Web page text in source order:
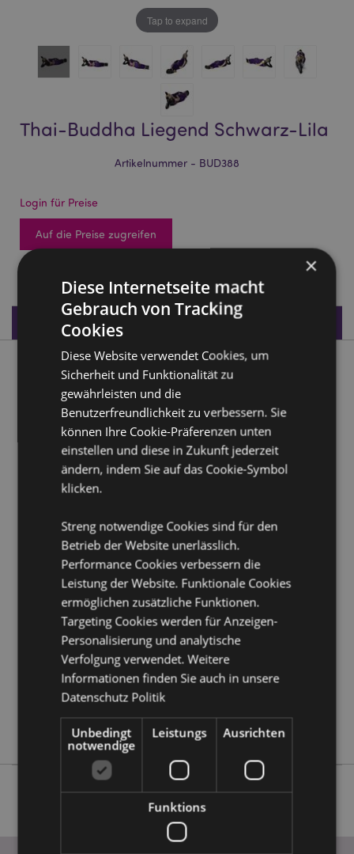
Tap to expand
Thai-Buddha Liegend Schwarz-Lila
Artikelnummer - BUD388
Login für Preise
Auf die Preise zugreifen
95 auf Lager
Produktdaten
Produktbeschreibung
Thai-Buddha Liegend Schwarz-Lila
Material: Harz
Produkttressourcen:
Möchten Sie mehr über den Einkauf bei Puckator
Kundeninformationen.
Produktattribute
Information
Höhe 15.5cm Breite 41cm Tiefe 7cm
5055071798993
6
1.235000
Keine
Keine
Keine
×
Diese Internetseite macht
Gebrauch von Tracking
Cookies
Diese Website verwendet Cookies, um
Sicherheit und Funktionalität zu
gewährleisten und die
Benutzerfreundlichkeit zu verbessern. Sie
können Ihre Cookie-Präferenzen unten
einstellen und diese in Zukunft jederzeit
ändern, indem Sie auf das Cookie-Symbol
klicken.
Streng notwendige Cookies sind für den
Betrieb der Website unerlässlich.
Performance Cookies verbessern die
Leistung der Website. Funktionale Cookies
ermöglichen zusätzliche Funktionen.
Targeting Cookies werden für Anzeigen-
Personalisierung und analytische
Verfolgung verwendet. Weitere
Informationen finden Sie auch in unsere
Datenschutz Politik
Unbedingt
notwendige
Leistungs Ausrichten
Funktions